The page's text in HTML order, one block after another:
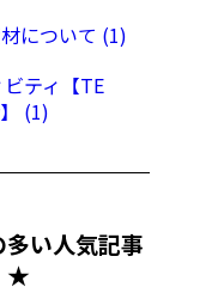
について (1)
ティ【TE
(1)
い人気記事
★